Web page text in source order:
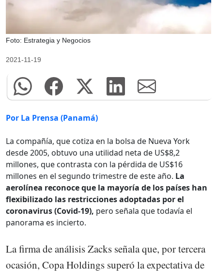
Foto: Estrategia y Negocios
2021-11-19
Por La Prensa (Panamá)
La compañía, que cotiza en la bolsa de Nueva York
desde 2005, obtuvo una utilidad neta de US$8,2
millones, que contrasta con la pérdida de US$16
millones en el segundo trimestre de este año. La
aerolínea reconoce que la mayoría de los países han
flexibilizado las restricciones adoptadas por el
coronavirus (Covid-19), pero señala que todavía el
panorama es incierto.
La firma de análisis Zacks señala que, por tercera
ocasión, Copa Holdings superó la expectativa de